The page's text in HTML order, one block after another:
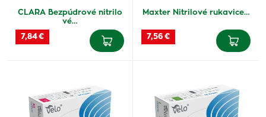
CLARA Bezpúdrové nitrilo
vé…
7,84 €
Maxter Nitrilové rukavice…
7,56 €